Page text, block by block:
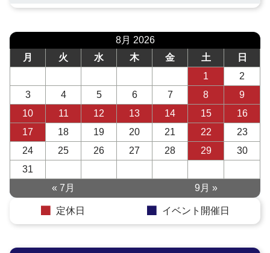
8月 2026
月
火 水 木 金 土
日
1
2
3
4 5 6 7 8
9
10
11 12 13 14 15
16
17
18 19 20 21 22
23
24
25 26 27 28 29
30
31
« 7月
9月 »
定休日 イベント開催日